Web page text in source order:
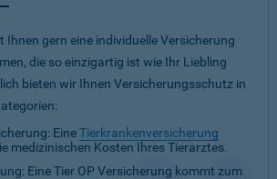
Ihnen gern eine individuelle Versicherung
die so einzigartig ist wie Ihr Liebling
bieten wir Ihnen Versicherungsschutz in
EineTierkrankenversicherung
medizinischen Kosten Ihres Tierarztes.
Eine Tier OP Versicherung kommt zum